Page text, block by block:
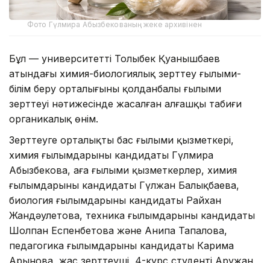
Фото Гүлмира Абызбекованың жеке архивінен
Бұл — университеттің Толыбек Қуанышбаев
атындағы химия-биологиялық зерттеу ғылыми-
білім беру орталығының қолданбалы ғылыми
зерттеуі нәтижесінде жасалған алғашқы табиғи
органикалық өнім.
Зерттеуге орталықтың бас ғылыми қызметкері,
химия ғылымдарының кандидаты Гүлмира
Абызбекова, аға ғылыми қызметкерлер, химия
ғылымдарының кандидаты Гүлжан Балықбаева,
биология ғылымдарының кандидаты Райхан
Жандәулетова, техника ғылымдарының кандидаты
Шолпан Еспенбетова және Анипа Тапалова,
педагогика ғылымдарының кандидаты Карима